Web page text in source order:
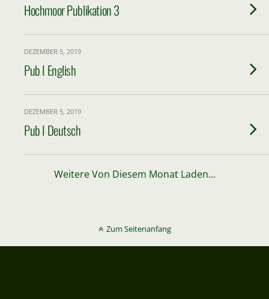
Hochmoor Publikation 3
DEZEMBER 5, 2019
Pub I English
DEZEMBER 5, 2019
Pub I Deutsch
Weitere Von Diesem Monat Laden…
Zum Seitenanfang